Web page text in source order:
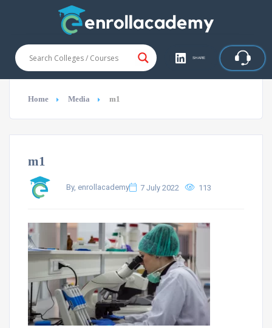
SHARE
Home Media m1
m1
By, enrollacademy 7 July 2022 113